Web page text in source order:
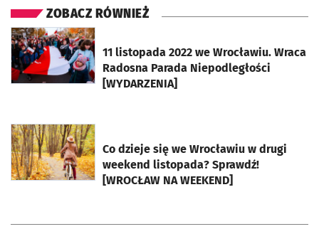
ZOBACZ RÓWNIEŻ
11 listopada 2022 we Wrocławiu. Wraca
Radosna Parada Niepodległości
[WYDARZENIA]
otworzy się w nowej karcie
Co dzieje się we Wrocławiu w drugi
weekend listopada? Sprawdź!
[WROCŁAW NA WEEKEND]
otworzy się w nowej karcie